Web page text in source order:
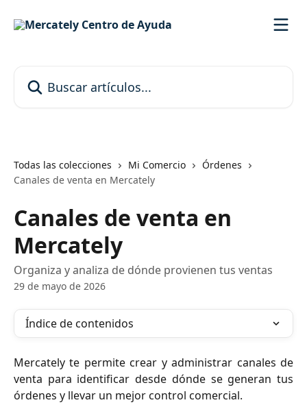
Todas las colecciones Mi Comercio
Órdenes
Canales de venta en Mercately
Canales de venta en
Mercately
Organiza y analiza de dónde provienen tus ventas
29 de mayo de 2026
Índice de contenidos
Mercately te permite crear y administrar canales de
venta para identificar desde dónde se generan tus
órdenes y llevar un mejor control comercial.